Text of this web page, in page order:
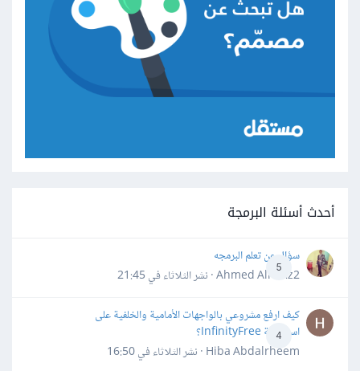
أحدث أسئلة البرمجة
5
سؤال عن تعلم البرمجه
Ahmed Alhafiz2 · نشر
الثلاثاء في 21:45
4
كيف ارفع مشروعي بالواجهات الأمامية والخلفية على
استضافة InfinityFree؟
Hiba Abdalrheem · نشر
الثلاثاء في 16:50